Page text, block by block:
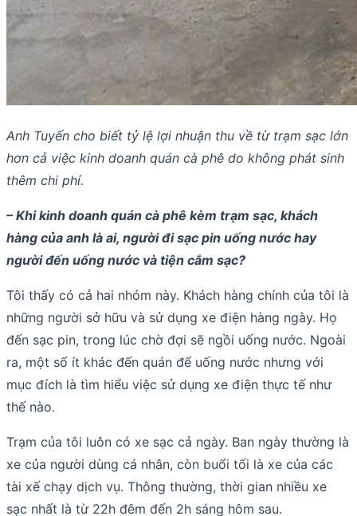
Anh Tuyến cho biết tỷ lệ lợi nhuận thu về từ trạm sạc lớn
hơn cả việc kinh doanh quán cà phê do không phát sinh
thêm chi phí.
– Khi kinh doanh quán cà phê kèm trạm sạc, khách
hàng của anh là ai, người đi sạc pin uống nước hay
người đến uống nước và tiện cắm sạc?
Tôi thấy có cả hai nhóm này. Khách hàng chính của tôi là
những người sở hữu và sử dụng xe điện hàng ngày. Họ
đến sạc pin, trong lúc chờ đợi sẽ ngồi uống nước. Ngoài
ra, một số ít khác đến quán để uống nước nhưng với
mục đích là tìm hiểu việc sử dụng xe điện thực tế như
thế nào.
Trạm của tôi luôn có xe sạc cả ngày. Ban ngày thường là
xe của người dùng cá nhân, còn buổi tối là xe của các
tài xế chạy dịch vụ. Thông thường, thời gian nhiều xe
sạc nhất là từ 22h đêm đến 2h sáng hôm sau.